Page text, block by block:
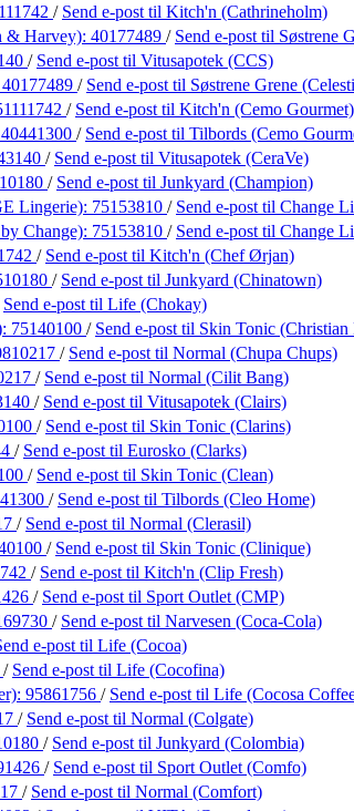
/ Send e-post til Kitch'n (Cathrineholm)
& Harvey): 40177489 / Send e-post til Søstrene
/ Send e-post til Vitusapotek (CCS)
40177489 / Send e-post til Søstrene Grene
/ Send e-post til Kitch'n (Cemo Gourmet)
40441300 / Send e-post til Tilbords (Cemo
/ Send e-post til Vitusapotek (CeraVe)
/ Send e-post til Junkyard (Champion)
Lingerie): 75153810 / Send e-post til Change
Change): 75153810 / Send e-post til Change
/ Send e-post til Kitch'n (Chef Ørjan)
/ Send e-post til Junkyard (Chinatown)
Send e-post til Life (Chokay)
75140100 / Send e-post til Skin Tonic (Christian
/ Send e-post til Normal (Chupa Chups)
/ Send e-post til Normal (Cilit Bang)
/ Send e-post til Vitusapotek (Clairs)
/ Send e-post til Skin Tonic (Clarins)
/ Send e-post til Eurosko (Clarks)
/ Send e-post til Skin Tonic (Clean)
/ Send e-post til Tilbords (Cleo Home)
/ Send e-post til Normal (Clerasil)
/ Send e-post til Skin Tonic (Clinique)
/ Send e-post til Kitch'n (Clip Fresh)
/ Send e-post til Sport Outlet (CMP)
/ Send e-post til Narvesen (Coca-Cola)
e-post til Life (Cocoa)
/ Send e-post til Life (Cocofina)
95861756 / Send e-post til Life (Cocosa
/ Send e-post til Normal (Colgate)
/ Send e-post til Junkyard (Colombia)
/ Send e-post til Sport Outlet (Comfo)
/ Send e-post til Normal (Comfort)